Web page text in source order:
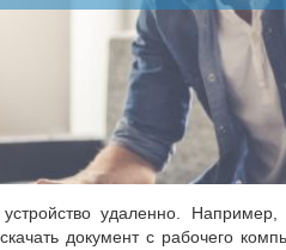
удаленно. Например,
документ с рабочего